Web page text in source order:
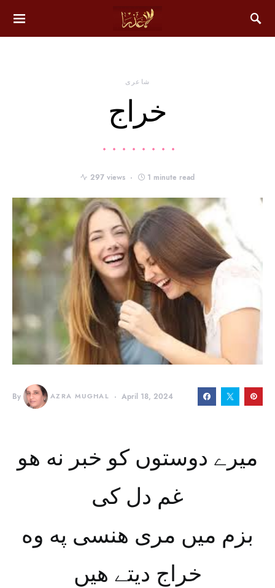
شاعری
خراج
297 views 1 minute read
By AZRA MUGHAL April 18, 2024
میرے دوستوں کو خبر نه هو
غم دل کی
بزم میں مری هنسی په وه
خراج دیتے هیں